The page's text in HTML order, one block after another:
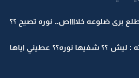
برى ضلوعه خلااااص.. نوره تصيح ؟؟
: ليش ؟؟ شفيها نوره؟؟ عطيني اياها